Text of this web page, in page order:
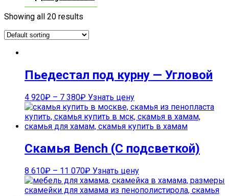
Showing all 20 results
Пьедестал под курну — Угловой
4 920₽ – 7 380₽ Узнать цену
Скамья Bench (С подсветкой)
8 610₽ – 11 070₽ Узнать цену